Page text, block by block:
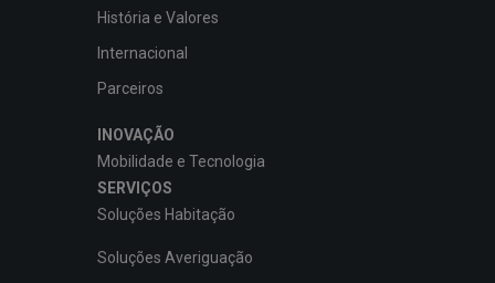
História e Valores
Internacional
Parceiros
INOVAÇÃO
Mobilidade e Tecnologia
SERVIÇOS
Soluções Habitação
Soluções Averiguação